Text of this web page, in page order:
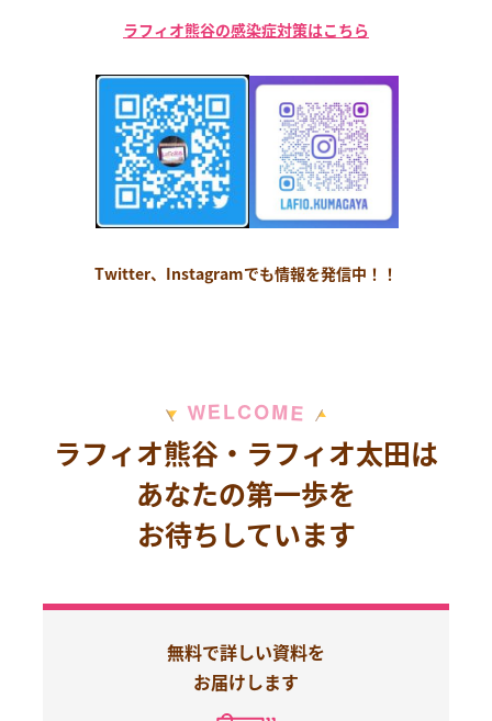
ラフィオ熊谷の感染症対策はこちら
Twitter、Instagramでも情報を発信中！！
WELCOME
ラフィオ熊谷・ラフィオ太田は
あなたの第一歩を
お待ちしています
無料で詳しい資料を
お届けします